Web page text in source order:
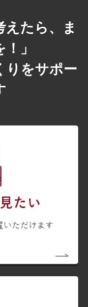
えたら、ま
」
りをサポー